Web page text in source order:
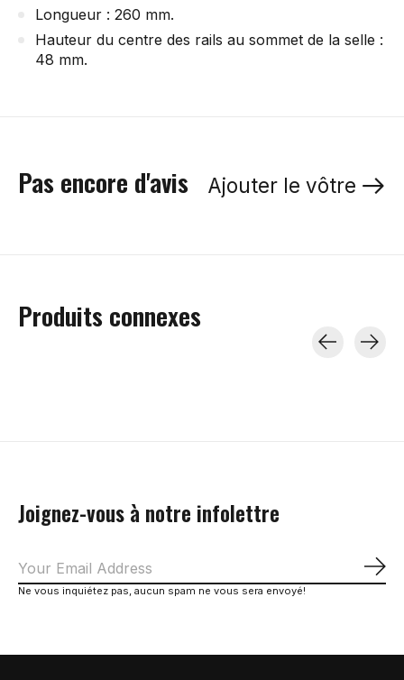
Longueur : 260 mm.
Hauteur du centre des rails au sommet de la selle :
48 mm.
Pas encore d'avis Ajouter le vôtre
Produits connexes
Joignez-vous à notre infolettre
Ne vous inquiétez pas, aucun spam ne vous sera envoyé!